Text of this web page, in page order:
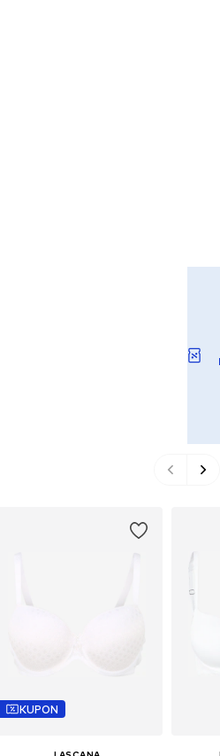
KUPON